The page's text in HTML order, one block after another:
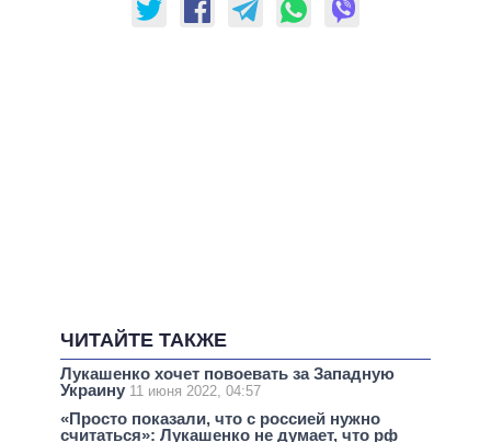
ЧИТАЙТЕ ТАКЖЕ
Лукашенко хочет повоевать за Западную
Украину 11 июня 2022, 04:57
«Просто показали, что с россией нужно
считаться»: Лукашенко не думает, что рф